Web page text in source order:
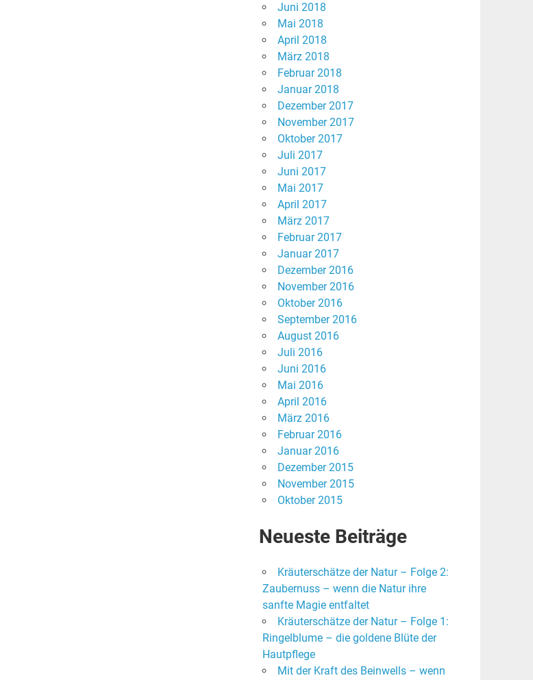
Juni 2018
Mai 2018
April 2018
März 2018
Februar 2018
Januar 2018
Dezember 2017
November 2017
Oktober 2017
Juli 2017
Juni 2017
Mai 2017
April 2017
März 2017
Februar 2017
Januar 2017
Dezember 2016
November 2016
Oktober 2016
September 2016
August 2016
Juli 2016
Juni 2016
Mai 2016
April 2016
März 2016
Februar 2016
Januar 2016
Dezember 2015
November 2015
Oktober 2015
Neueste Beiträge
Kräuterschätze der Natur – Folge 2:
Zaubernuss – wenn die Natur ihre
sanfte Magie entfaltet
Kräuterschätze der Natur – Folge 1:
Ringelblume – die goldene Blüte der
Hautpflege
Mit der Kraft des Beinwells – wenn